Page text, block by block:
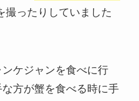
撮ったりしていました
ケジャンを食べに行
方が蟹を食べる時に手